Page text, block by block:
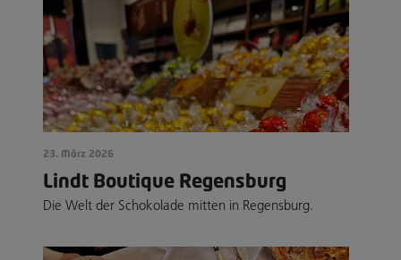
23. März 2026
Lindt Boutique Regensburg
Die Welt der Schokolade mitten in Regensburg.